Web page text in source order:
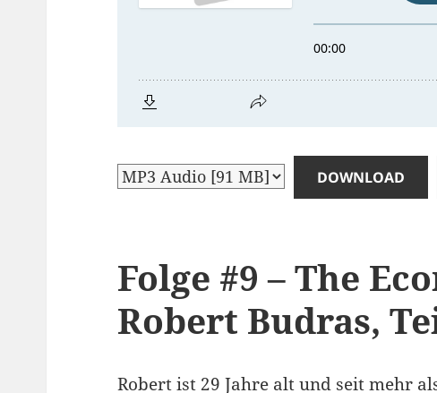
DOWNLOAD
Folge #9 – The
Robert Budras,
Robert ist 29 Jahre alt und seit mehr